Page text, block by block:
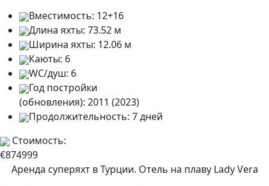
Вместимость: 12+16
Длина яхты: 73.52 м
Ширина яхты: 12.06 м
Каюты: 6
WC/душ: 6
Год постройки
(обновления): 2011 (2023)
Продолжительность: 7 дней
Стоимость:
€874999
Аренда суперяхт в Турции. Отель на плаву Lady Vera